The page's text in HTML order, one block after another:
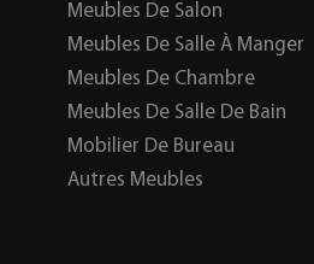
Meubles De Salon
Meubles De Salle À Manger
Meubles De Chambre
Meubles De Salle De Bain
Mobilier De Bureau
Autres Meubles